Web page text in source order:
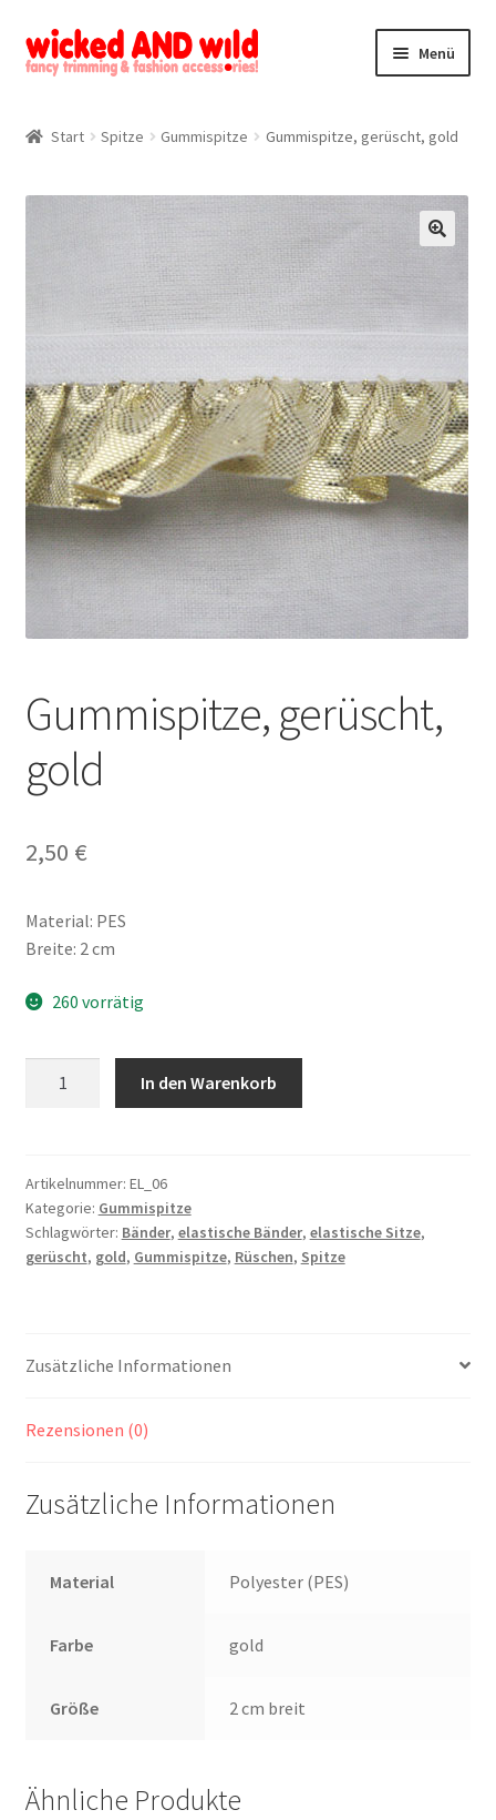
Zur
Navigation
Zum
Inhalt
Menü
Start Spitze Gummispitze Gummispitze, gerüscht, gold
Gummispitze, gerüscht,
gold
2,50 €
Material: PES
Breite: 2 cm
260 vorrätig
In den Warenkorb
Artikelnummer: EL_06
Kategorie: Gummispitze
Schlagwörter: Bänder, elastische Bänder, elastische Sitze,
gerüscht, gold, Gummispitze, Rüschen, Spitze
Zusätzliche Informationen
Rezensionen (0)
Zusätzliche Informationen
Material Polyester (PES)
Farbe gold
Größe 2 cm breit
Ähnliche Produkte